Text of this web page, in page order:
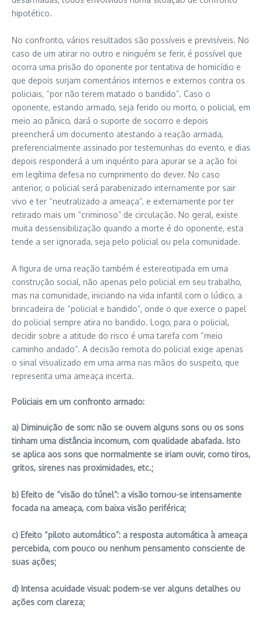
hipotético.
No confronto, vários resultados são possíveis e previsíveis. No
caso de um atirar no outro e ninguém se ferir, é possível que
ocorra uma prisão do oponente por tentativa de homicídio e
que depois surjam comentários internos e externos contra os
policiais, “por não terem matado o bandido”. Caso o
oponente, estando armado, seja ferido ou morto, o policial, em
meio ao pânico, dará o suporte de socorro e depois
preencherá um documento atestando a reação armada,
preferencialmente assinado por testemunhas do evento, e dias
depois responderá a um inquérito para apurar se a ação foi
em legítima defesa no cumprimento do dever. No caso
anterior, o policial será parabenizado internamente por sair
vivo e ter “neutralizado a ameaça”, e externamente por ter
retirado mais um “criminoso” de circulação. No geral, existe
muita dessensibilização quando a morte é do oponente, esta
tende a ser ignorada, seja pelo policial ou pela comunidade.
A figura de uma reação também é estereotipada em uma
construção social, não apenas pelo policial em seu trabalho,
mas na comunidade, iniciando na vida infantil com o lúdico, a
brincadeira de “policial e bandido”, onde o que exerce o papel
do policial sempre atira no bandido. Logo, para o policial,
decidir sobre a atitude do risco é uma tarefa com “meio
caminho andado”. A decisão remota do policial exige apenas
o sinal visualizado em uma arma nas mãos do suspeito, que
representa uma ameaça incerta.
Policiais em um confronto armado:
a) Diminuição de som: não se ouvem alguns sons ou os sons
tinham uma distância incomum, com qualidade abafada. Isto
se aplica aos sons que normalmente se iriam ouvir, como tiros,
gritos, sirenes nas proximidades, etc.;
b) Efeito de “visão do túnel”: a visão tornou-se intensamente
focada na ameaça, com baixa visão periférica;
c) Efeito “piloto automático”: a resposta automática à ameaça
percebida, com pouco ou nenhum pensamento consciente de
suas ações;
d) Intensa acuidade visual: podem-se ver alguns detalhes ou
ações com clareza;